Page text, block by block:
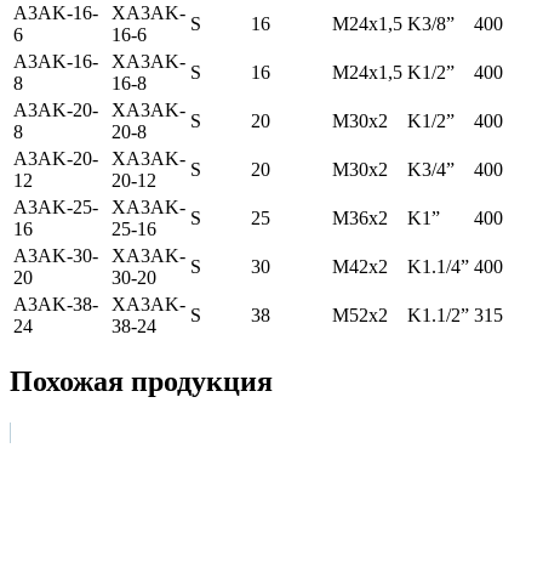
A3AK-16-
6
ХA3AK-
16-6
S 16 M24x1,5 K3/8”
400
A3AK-16-
8
ХA3AK-
16-8
S 16 M24x1,5 K1/2”
400
A3AK-20-
8
ХA3AK-
20-8
S 20 M30x2 K1/2”
400
A3AK-20-
12
ХA3AK-
20-12
S 20 M30x2 K3/4”
400
A3AK-25-
16
ХA3AK-
25-16
S 25 M36x2 K1”
400
A3AK-30-
20
ХA3AK-
30-20
S 30 M42x2 K1.1/4” 400
A3AK-38-
24
ХA3AK-
38-24
S 38 M52x2 K1.1/2” 315
Похожая продукция